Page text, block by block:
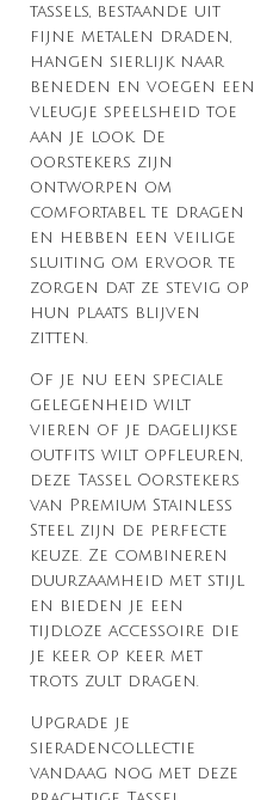
tassels, bestaande uit
fijne metalen draden,
hangen sierlijk naar
beneden en voegen een
vleugje speelsheid toe
aan je look. De
oorstekers zijn
ontworpen om
comfortabel te dragen
en hebben een veilige
sluiting om ervoor te
zorgen dat ze stevig op
hun plaats blijven
zitten.
Of je nu een speciale
gelegenheid wilt
vieren of je dagelijkse
outfits wilt opfleuren,
deze Tassel Oorstekers
van Premium Stainless
Steel zijn de perfecte
keuze. Ze combineren
duurzaamheid met stijl
en bieden je een
tijdloze accessoire die
je keer op keer met
trots zult dragen.
Upgrade je
sieradencollectie
vandaag nog met deze